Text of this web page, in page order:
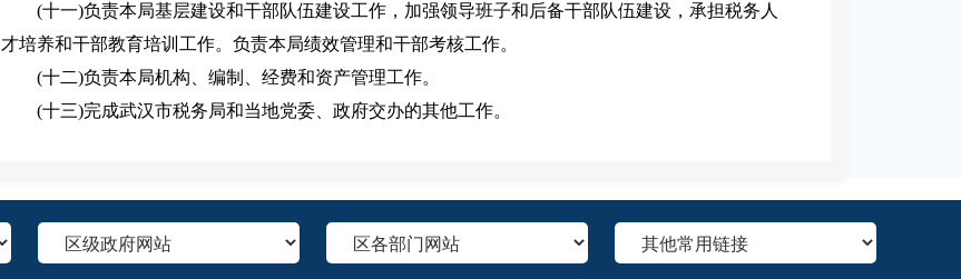
(十一)负责本局基层建设和干部队伍建设工作，加强领导班子和后备干部队伍建设，承担税务人
才培养和干部教育培训工作。负责本局绩效管理和干部考核工作。
(十二)负责本局机构、编制、经费和资产管理工作。
(十三)完成武汉市税务局和当地党委、政府交办的其他工作。